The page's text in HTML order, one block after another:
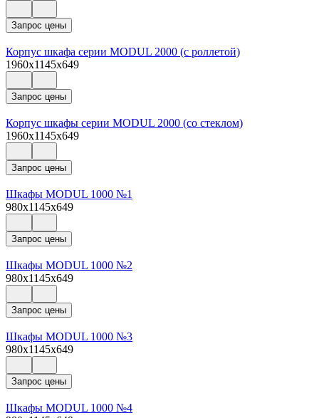
Запрос цены
Корпус шкафа серии MODUL 2000 (с роллетой)
1960x1145x649
Запрос цены
Корпус шкафы серии MODUL 2000 (со стеклом)
1960x1145x649
Запрос цены
Шкафы MODUL 1000 №1
980x1145x649
Запрос цены
Шкафы MODUL 1000 №2
980x1145x649
Запрос цены
Шкафы MODUL 1000 №3
980x1145x649
Запрос цены
Шкафы MODUL 1000 №4